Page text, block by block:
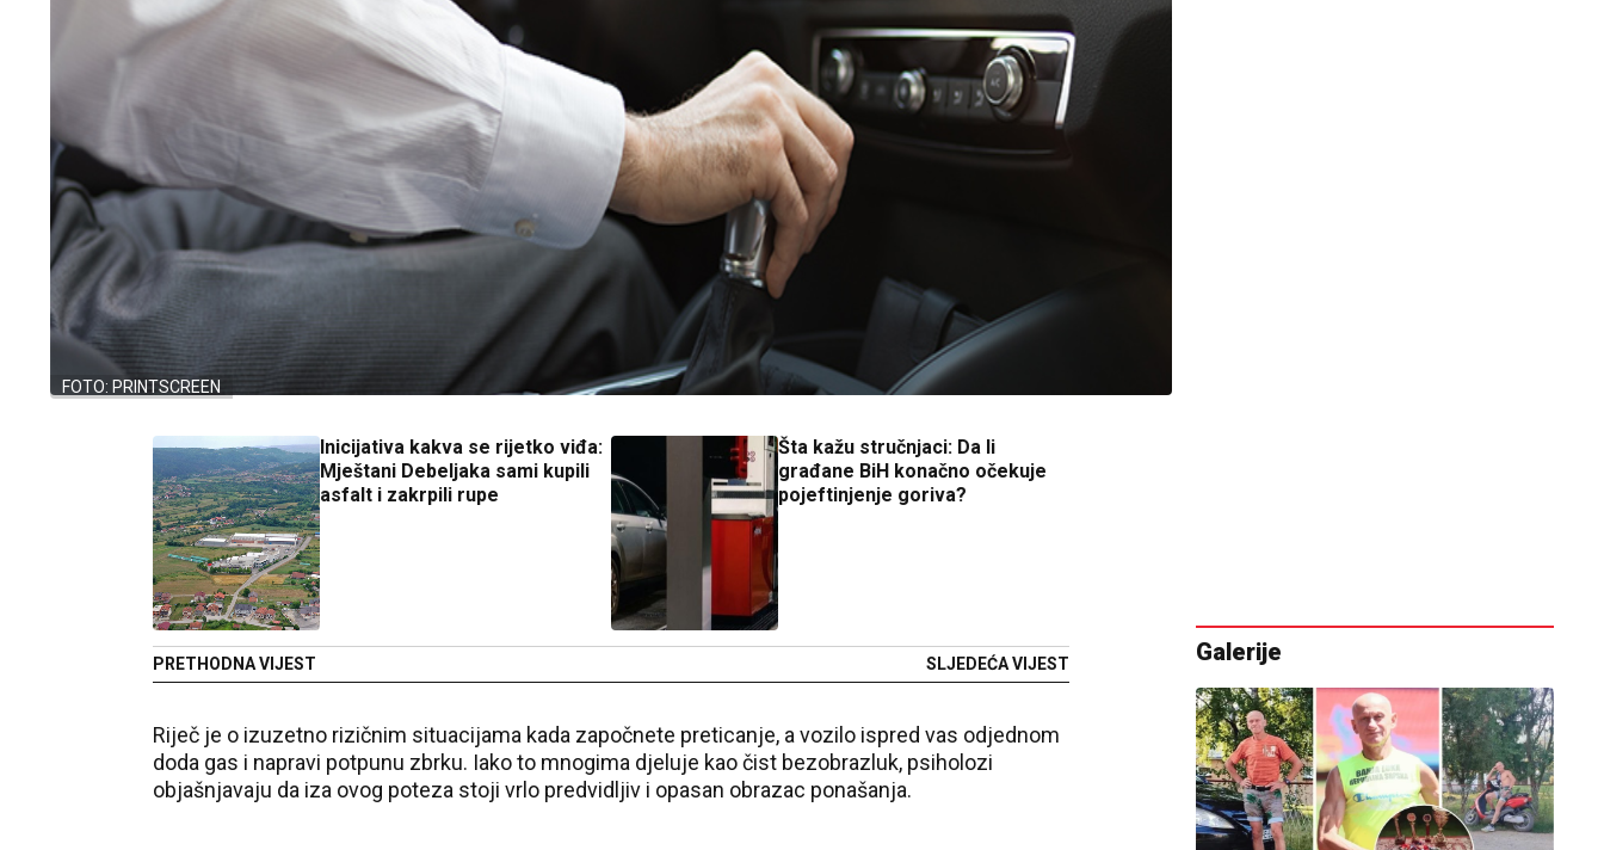
FOTO: PRINTSCREEN
Inicijativa kakva se rijetko viđa:
Mještani Debeljaka sami kupili
asfalt i zakrpili rupe
PRETHODNA VIJEST
Šta kažu stručnjaci: Da li
građane BiH konačno očekuje
pojeftinjenje goriva?
SLJEDEĆA VIJEST
Riječ je o izuzetno rizičnim situacijama kada započnete preticanje, a vozilo ispred vas odjednom
doda gas i napravi potpunu zbrku. Iako to mnogima djeluje kao čist bezobrazluk, psiholozi
objašnjavaju da iza ovog poteza stoji vrlo predvidljiv i opasan obrazac ponašanja.
Galerije